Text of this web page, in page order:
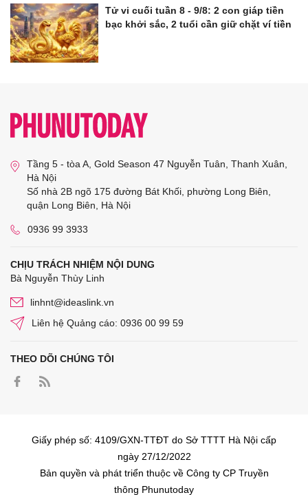
Tử vi cuối tuần 8 - 9/8: 2 con giáp tiền
bạc khởi sắc, 2 tuổi cần giữ chặt ví tiền
Tầng 5 - tòa A, Gold Season 47 Nguyễn Tuân, Thanh Xuân,
Hà Nội
Số nhà 2B ngõ 175 đường Bát Khối, phường Long Biên,
quận Long Biên, Hà Nội
0936 99 3933
CHỊU TRÁCH NHIỆM NỘI DUNG
Bà Nguyễn Thùy Linh
linhnt@ideaslink.vn
Liên hệ Quảng cáo: 0936 00 99 59
THEO DÕI CHÚNG TÔI
Giấy phép số: 4109/GXN-TTĐT do Sở TTTT Hà Nội cấp
ngày 27/12/2022
Bản quyền và phát triển thuộc về Công ty CP Truyền
thông Phunutoday